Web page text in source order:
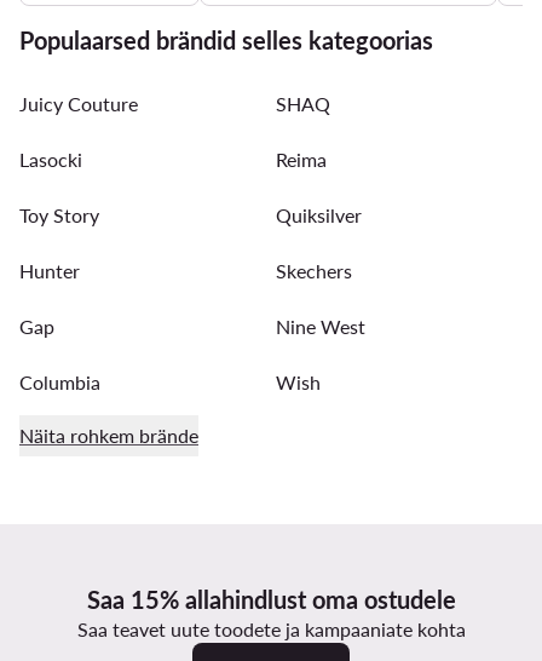
Populaarsed brändid selles kategoorias
Juicy Couture SHAQ
Lasocki Reima
Toy Story Quiksilver
Hunter Skechers
Gap Nine West
Columbia Wish
Näita rohkem brände
Saa 15% allahindlust oma ostudele
Saa teavet uute toodete ja kampaaniate kohta